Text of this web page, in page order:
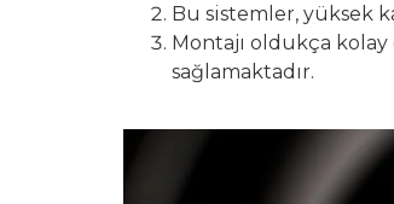
Bu sistemler, yüksek
Montajı oldukça kolay
sağlamaktadır.